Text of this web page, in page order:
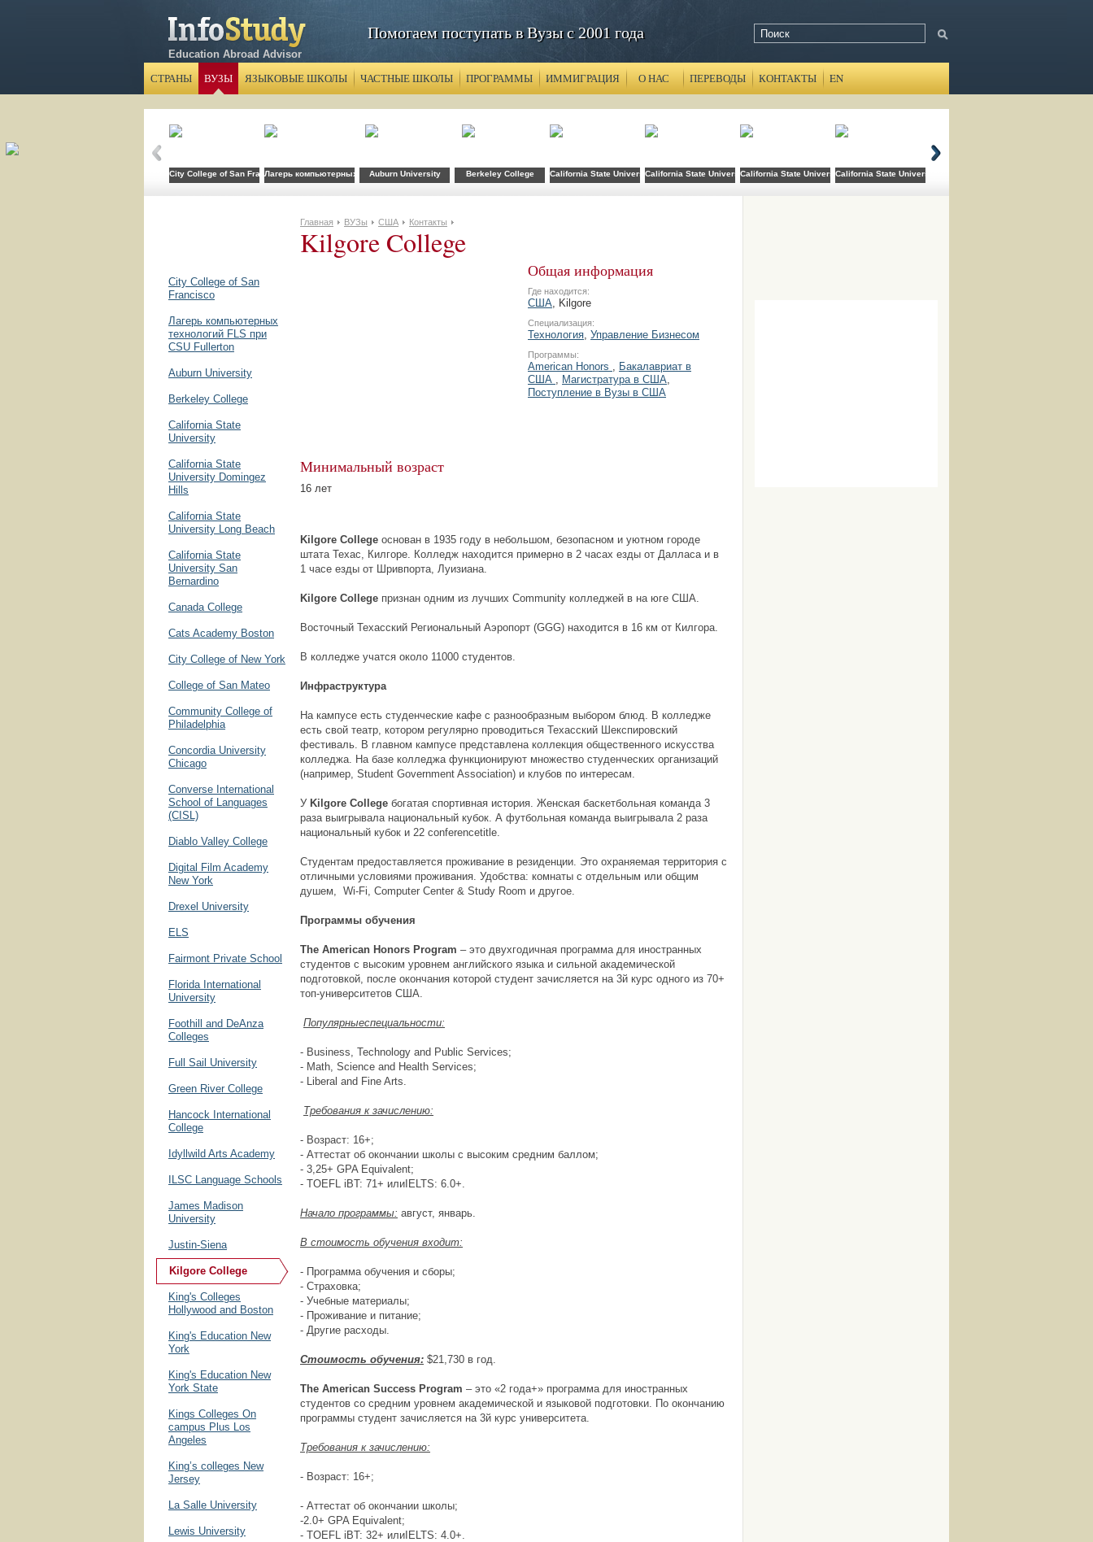
Education Abroad Advisor
Помогаем поступать в Вузы с 2001 года
СТРАНЫ ВУЗЫ ЯЗЫКОВЫЕ ШКОЛЫ ЧАСТНЫЕ ШКОЛЫ ПРОГРАММЫ ИММИГРАЦИЯ О НАС ПЕРЕВОДЫ КОНТАКТЫ EN
City College of San FranciscoЛагерь компьютерных технологий FLS при CSU Fullerton
Auburn University Berkeley College California State UniversityCalifornia State University Domingez HillsCalifornia State University Long BeachCalifornia State University San Bernardino
City College of San
Francisco
Лагерь компьютерных
технологий FLS при
CSU Fullerton
Auburn University
Berkeley College
California State
University
California State
University Domingez
Hills
California State
University Long Beach
California State
University San
Bernardino
Canada College
Cats Academy Boston
City College of New York
College of San Mateo
Community College of
Philadelphia
Concordia University
Chicago
Converse International
School of Languages
(CISL)
Diablo Valley College
Digital Film Academy
New York
Drexel University
ELS
Fairmont Private School
Florida International
University
Foothill and DeAnza
Colleges
Full Sail University
Green River College
Hancock International
College
Idyllwild Arts Academy
ILSC Language Schools
James Madison
University
Justin-Siena
Kilgore College
King's Colleges
Hollywood and Boston
King's Education New
York
King's Education New
York State
Kings Colleges On
campus Plus Los
Angeles
King’s colleges New
Jersey
La Salle University
Lewis University
Главная ВУЗы США Контакты
Kilgore College
Общая информация
Где находится:
США, Kilgore
Специализация:
Технология, Управление Бизнесом
Программы:
American Honors , Бакалавриат в
США , Магистратура в США,
Поступление в Вузы в США
Минимальный возраст
16 лет
Kilgore College основан в 1935 году в небольшом, безопасном и уютном городе
штата Техас, Килгоре. Колледж находится примерно в 2 часах езды от Далласа и в
1 часе езды от Шривпорта, Луизиана.
Kilgore College признан одним из лучших Community колледжей в на юге США.
Восточный Техасский Региональный Аэропорт (GGG) находится в 16 км от Килгора.
В колледже учатся около 11000 студентов.
Инфраструктура
На кампусе есть студенческие кафе с разнообразным выбором блюд. В колледже
есть свой театр, котором регулярно проводиться Техасский Шекспировский
фестиваль. В главном кампусе представлена коллекция общественного искусства
колледжа. На базе колледжа функционируют множество студенческих организаций
(например, Student Government Association) и клубов по интересам.
У Kilgore College богатая спортивная история. Женская баскетбольная команда 3
раза выигрывала национальный кубок. А футбольная команда выигрывала 2 раза
национальный кубок и 22 conferencetitle.
Студентам предоставляется проживание в резиденции. Это охраняемая территория с
отличными условиями проживания. Удобства: комнаты с отдельным или общим
душем, Wi-Fi, Computer Center & Study Room и другое.
Программы обучения
The American Honors Program – это двухгодичная программа для иностранных
студентов с высоким уровнем английского языка и сильной академической
подготовкой, после окончания которой студент зачисляется на 3й курс одного из 70+
топ-университетов США.
Популярныеспециальности:
- Business, Technology and Public Services;
- Math, Science and Health Services;
- Liberal and Fine Arts.
Требования к зачислению:
- Возраст: 16+;
- Аттестат об окончании школы с высоким средним баллом;
- 3,25+ GPA Equivalent;
- TOEFL iBT: 71+ илиIELTS: 6.0+.
Начало программы: август, январь.
В стоимость обучения входит:
- Программа обучения и сборы;
- Страховка;
- Учебные материалы;
- Проживание и питание;
- Другие расходы.
Стоимость обучения: $21,730 в год.
The American Success Program – это «2 года+» программа для иностранных
студентов со средним уровнем академической и языковой подготовки. По окончанию
программы студент зачисляется на 3й курс университета.
Требования к зачислению:
- Возраст: 16+;
- Аттестат об окончании школы;
-2.0+ GPA Equivalent;
- TOEFL iBT: 32+ илиIELTS: 4.0+.